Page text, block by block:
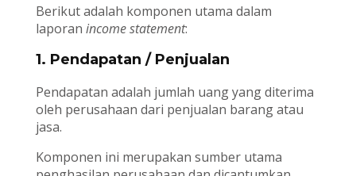
Berikut adalah komponen utama dalam
laporan income statement:
1. Pendapatan / Penjualan
Pendapatan adalah jumlah uang yang diterima
oleh perusahaan dari penjualan barang atau
jasa.
Komponen ini merupakan sumber utama